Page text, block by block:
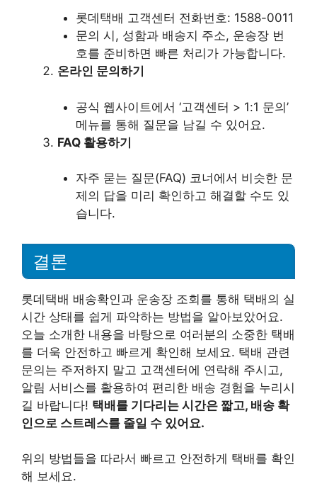
롯데택배 고객센터 전화번호: 1588-0011
문의 시, 성함과 배송지 주소, 운송장 번
호를 준비하면 빠른 처리가 가능합니다.
온라인 문의하기
공식 웹사이트에서 ‘고객센터 > 1:1 문의’
메뉴를 통해 질문을 남길 수 있어요.
FAQ 활용하기
자주 묻는 질문(FAQ) 코너에서 비슷한 문
제의 답을 미리 확인하고 해결할 수도 있
습니다.
결론
롯데택배 배송확인과 운송장 조회를 통해 택배의 실
시간 상태를 쉽게 파악하는 방법을 알아보았어요.
오늘 소개한 내용을 바탕으로 여러분의 소중한 택배
를 더욱 안전하고 빠르게 확인해 보세요. 택배 관련
문의는 주저하지 말고 고객센터에 연락해 주시고,
알림 서비스를 활용하여 편리한 배송 경험을 누리시
길 바랍니다! 택배를 기다리는 시간은 짧고, 배송 확
인으로 스트레스를 줄일 수 있어요.
위의 방법들을 따라서 빠르고 안전하게 택배를 확인
해 보세요.